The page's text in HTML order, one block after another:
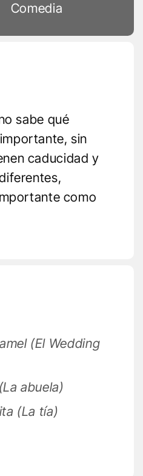
Comedia
sabe qué
sin
caducidad y
como
(El Wedding
abuela)
(La tía)